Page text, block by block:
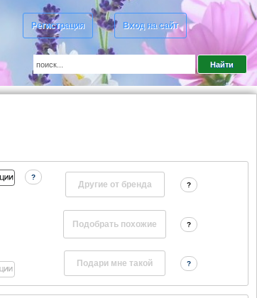
Регистрация Вход на сайт
?
Другие от бренда ?
?
?